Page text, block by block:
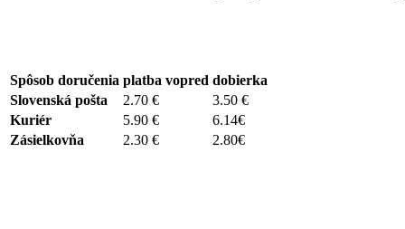
Spôsob doručenia platba vopred dobierka
Slovenská pošta
2.70 €
3.50 €
Kuriér
5.90 €
6.14€
Zásielkovňa
2.30 € 2.80€